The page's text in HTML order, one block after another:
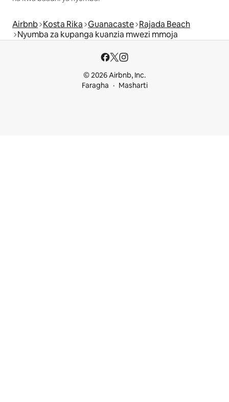
Airbnb Kosta Rika Guanacaste Rajada Beach
Nyumba za kupanga kuanzia mwezi mmoja
© 2026 Airbnb, Inc.
Faragha
Masharti